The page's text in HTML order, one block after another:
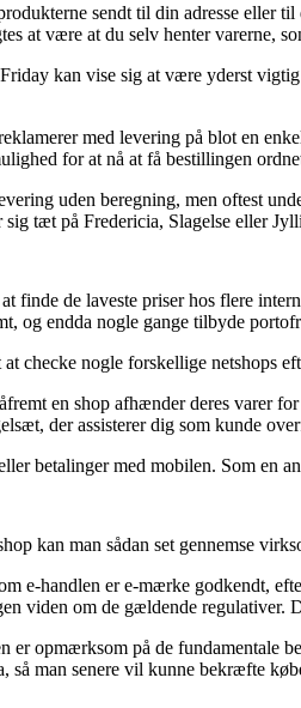
sendt til din adresse eller
at være at du selv henter varerne,
kan vise sig at være yderst
med levering på blot en
for at nå at få bestillingen
uden beregning, men oftest
tæt på Fredericia, Slagelse eller
finde de laveste priser hos flere
og endda nogle gange tilbyde
checke nogle forskellige netshops
en shop afhænder deres varer
der assisterer dig som kunde
betalinger med mobilen. Som en
kan man sådan set gennemse
e-handlen er e-mærke godkendt,
viden om de gældende
er opmærksom på de fundamentale
så man senere vil kunne bekræfte